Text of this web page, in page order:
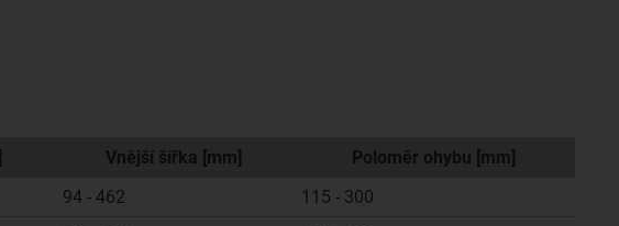
Vnější šířka [mm]
Poloměr ohybu [mm]
94 - 462
115 - 300